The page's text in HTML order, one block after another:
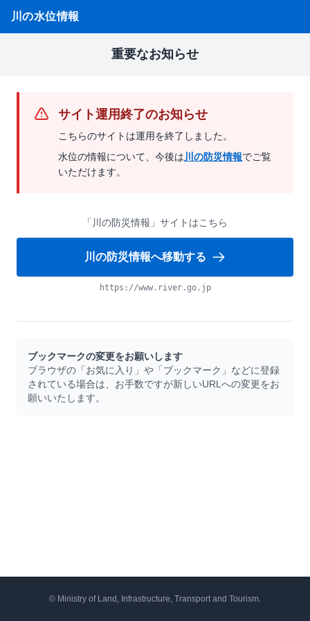
川の水位情報
重要なお知らせ
サイト運用終了のお知らせ
こちらのサイトは運用を終了しました。
水位の情報について、今後は川の防災情報でご覧
いただけます。
「川の防災情報」サイトはこちら
川の防災情報へ移動する
https://www.river.go.jp
ブックマークの変更をお願いします
ブラウザの「お気に入り」や「ブックマーク」などに登録
されている場合は、お手数ですが新しいURLへの変更をお
願いいたします。
© Ministry of Land, Infrastructure, Transport and Tourism.